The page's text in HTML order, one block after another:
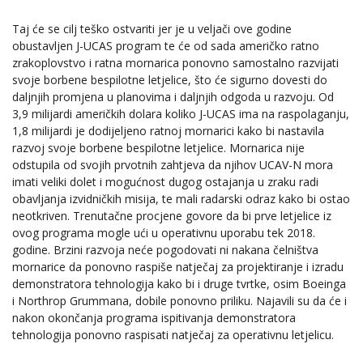
Taj će se cilj teško ostvariti jer je u veljači ove godine
obustavljen J-UCAS program te će od sada američko ratno
zrakoplovstvo i ratna mornarica ponovno samostalno razvijati
svoje borbene bespilotne letjelice, što će sigurno dovesti do
daljnjih promjena u planovima i daljnjih odgoda u razvoju. Od
3,9 milijardi američkih dolara koliko J-UCAS ima na raspolaganju,
1,8 milijardi je dodijeljeno ratnoj mornarici kako bi nastavila
razvoj svoje borbene bespilotne letjelice. Mornarica nije
odstupila od svojih prvotnih zahtjeva da njihov UCAV-N mora
imati veliki dolet i mogućnost dugog ostajanja u zraku radi
obavljanja izvidničkih misija, te mali radarski odraz kako bi ostao
neotkriven. Trenutačne procjene govore da bi prve letjelice iz
ovog programa mogle ući u operativnu uporabu tek 2018.
godine. Brzini razvoja neće pogodovati ni nakana čelništva
mornarice da ponovno raspiše natječaj za projektiranje i izradu
demonstratora tehnologija kako bi i druge tvrtke, osim Boeinga
i Northrop Grummana, dobile ponovno priliku. Najavili su da će i
nakon okončanja programa ispitivanja demonstratora
tehnologija ponovno raspisati natječaj za operativnu letjelicu.